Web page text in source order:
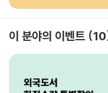
이 분야의 이벤트 10